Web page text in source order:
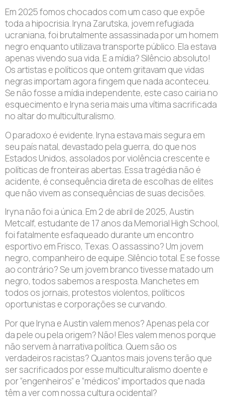
Em 2025 fomos chocados com um caso que expõe
toda a hipocrisia. Iryna Zarutska, jovem refugiada
ucraniana, foi brutalmente assassinada por um homem
negro enquanto utilizava transporte público. Ela estava
apenas vivendo sua vida. E a mídia? Silêncio absoluto!
Os artistas e políticos que ontem gritavam que vidas
negras importam agora fingem que nada aconteceu.
Se não fosse a mídia independente, este caso cairia no
esquecimento e Iryna seria mais uma vítima sacrificada
no altar do multiculturalismo.
O paradoxo é evidente. Iryna estava mais segura em
seu país natal, devastado pela guerra, do que nos
Estados Unidos, assolados por violência crescente e
políticas de fronteiras abertas. Essa tragédia não é
acidente, é consequência direta de escolhas de elites
que não vivem as consequências de suas decisões.
Iryna não foi a única. Em 2 de abril de 2025, Austin
Metcalf, estudante de 17 anos da Memorial High School,
foi fatalmente esfaqueado durante um encontro
esportivo em Frisco, Texas. O assassino? Um jovem
negro, companheiro de equipe. Silêncio total. E se fosse
ao contrário? Se um jovem branco tivesse matado um
negro, todos sabemos a resposta. Manchetes em
todos os jornais, protestos violentos, políticos
oportunistas e corporações se curvando.
Por que Iryna e Austin valem menos? Apenas pela cor
da pele ou pela origem? Não! Eles valem menos porque
não servem à narrativa política. Quem são os
verdadeiros racistas? Quantos mais jovens terão que
ser sacrificados por esse multiculturalismo doente e
por “engenheiros” e “médicos” importados que nada
têm a ver com nossa cultura ocidental?